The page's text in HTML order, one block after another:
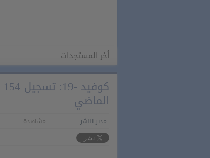
أخر المستجدات
الماضي
مدير النشر مشاهدة